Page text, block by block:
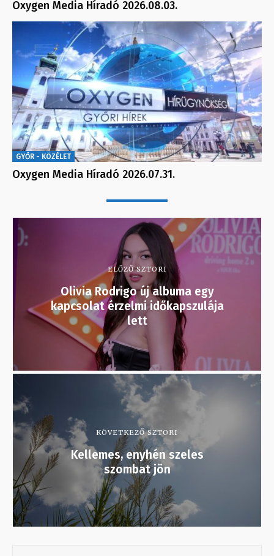
Oxygen Media Híradó 2026.08.03.
GYŐR - KÖZÉLET
Oxygen Media Híradó 2026.07.31.
ELŐZŐ SZTORI
Olivia Rodrigo új albuma egy
kapcsolat érzelmi időkapszulája
lett
KÖVETKEZŐ SZTORI
Kellemes, enyhén szeles
szombat jön